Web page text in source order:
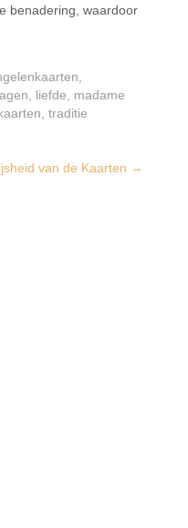
benadering, waardoor
liefde
madame
traditie
van de Kaarten →